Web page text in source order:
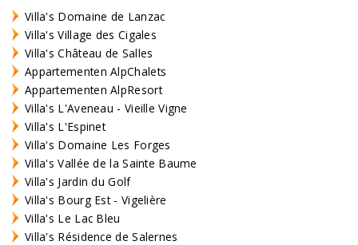
Villa's Domaine de Lanzac
Villa's Village des Cigales
Villa's Château de Salles
Appartementen AlpChalets
Appartementen AlpResort
Villa's L'Aveneau - Vieille Vigne
Villa's L'Espinet
Villa's Domaine Les Forges
Villa's Vallée de la Sainte Baume
Villa's Jardin du Golf
Villa's Bourg Est - Vigelière
Villa's Le Lac Bleu
Villa's Résidence de Salernes